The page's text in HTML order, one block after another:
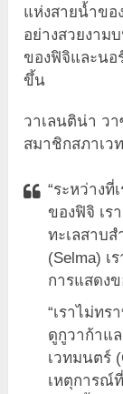
แห่งสายน้ำขอ
อย่างสวยงาม
ของฟิจิและนอ
ขึ้น
วาเลนติน่า วา
สมาชิกสภาเว
“ระหว่าง
ของฟิจิ เร
ทะเลสาบ
(Selma) เ
การแสดง
“เราไม่ทร
ดูกูวาก้าแ
เวทมนตร์
เหตุการณ์